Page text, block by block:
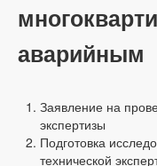
аварийным
Заявление на
экспертизы
Подготовка
технической